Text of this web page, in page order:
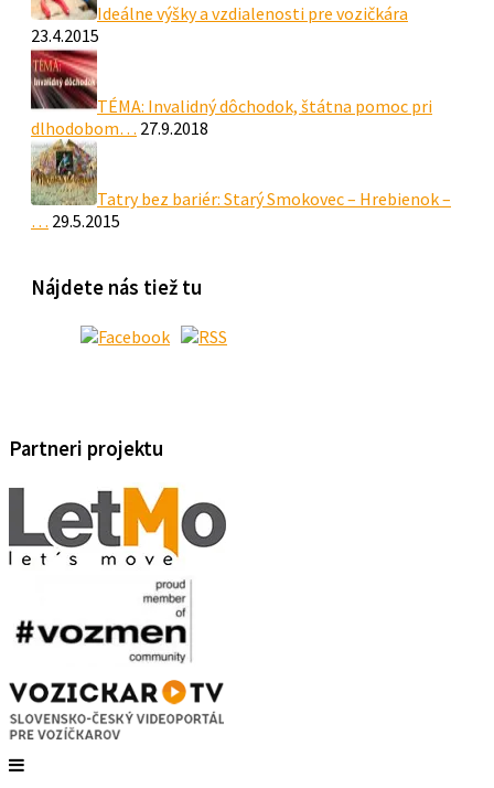
Ideálne výšky a vzdialenosti pre vozičkára
23.4.2015
TÉMA: Invalidný dôchodok, štátna pomoc pri
dlhodobom… 27.9.2018
Tatry bez bariér: Starý Smokovec – Hrebienok –
… 29.5.2015
Nájdete nás tiež tu
Partneri projektu